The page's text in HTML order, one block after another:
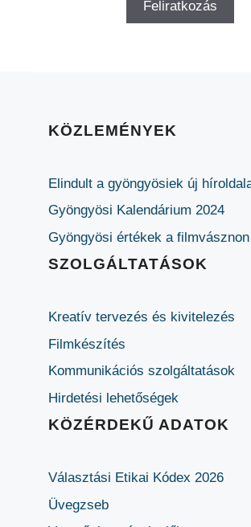
KÖZLEMÉNYEK
Elindult a gyöngyösiek új
Gyöngyösi Kalendárium 2024
Gyöngyösi értékek a filmvásznon
SZOLGÁLTATÁSOK
Kreatív tervezés és kivitelezés
Filmkészítés
Kommunikációs szolgáltatások
Hirdetési lehetőségek
KÖZÉRDEKŰ ADATOK
Választási Etikai Kódex 2026
Üvegzseb